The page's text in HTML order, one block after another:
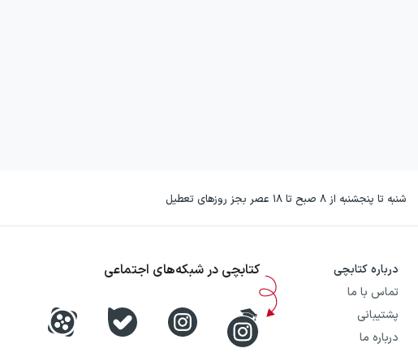
شنبه تا پنجشنبه از ۸ صبح تا ۱۸ عصر بجز روزهای تعطیل
درباره کتابچی
تماس با ما
پشتیبانی
درباره ما
کتابچی در شبکه‌های اجتماعی